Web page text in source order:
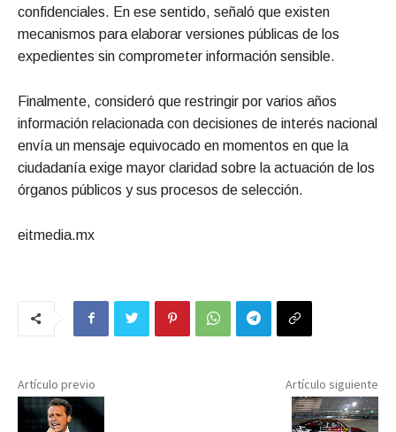
confidenciales. En ese sentido, señaló que existen
mecanismos para elaborar versiones públicas de los
expedientes sin comprometer información sensible.
Finalmente, consideró que restringir por varios años
información relacionada con decisiones de interés nacional
envía un mensaje equivocado en momentos en que la
ciudadanía exige mayor claridad sobre la actuación de los
órganos públicos y sus procesos de selección.
eitmedia.mx
Artículo previo Artículo siguiente